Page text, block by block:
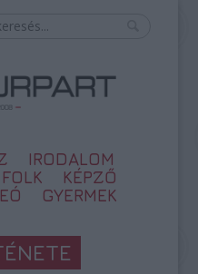
IRODALOM
FOLK
KÉPZŐ
GYERMEK